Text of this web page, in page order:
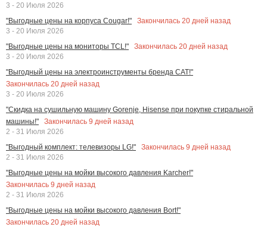
3 - 20 Июля 2026
"Выгодные цены на корпуса Cougar!"
Закончилась 20 дней назад
3 - 20 Июля 2026
"Выгодные цены на мониторы TCL!"
Закончилась 20 дней назад
3 - 20 Июля 2026
"Выгодный цены на электроинструменты бренда CAT!"
Закончилась 20 дней назад
3 - 20 Июля 2026
"Скидка на сушильную машину Gorenje, Hisense при покупке стиральной
машины!"
Закончилась 9 дней назад
2 - 31 Июля 2026
"Выгодный комплект: телевизоры LG!"
Закончилась 9 дней назад
2 - 31 Июля 2026
"Выгодные цены на мойки высокого давления Karcher!"
Закончилась 9 дней назад
2 - 31 Июля 2026
"Выгодные цены на мойки высокого давления Bort!"
Закончилась 20 дней назад